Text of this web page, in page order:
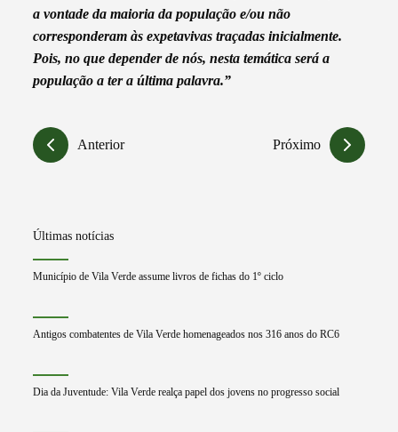
a vontade da maioria da população e/ou não
corresponderam às expetavivas traçadas inicialmente.
Pois, no que depender de nós, nesta temática será a
população a ter a última palavra.”
Anterior Próximo
Últimas notícias
Município de Vila Verde assume livros de fichas do 1º ciclo
Antigos combatentes de Vila Verde homenageados nos 316 anos do RC6
Dia da Juventude: Vila Verde realça papel dos jovens no progresso social